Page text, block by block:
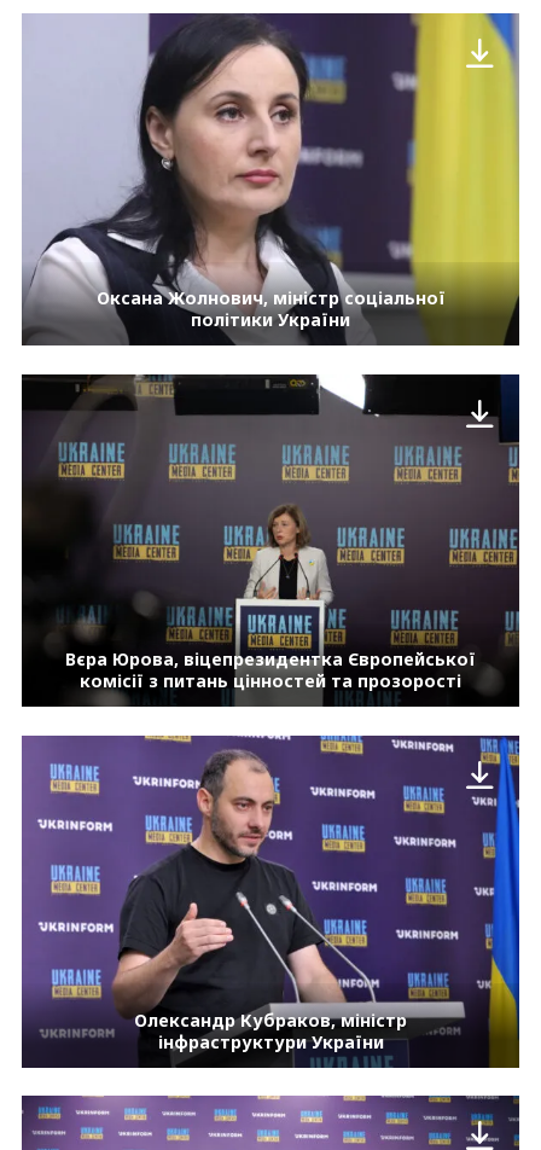
Оксана Жолнович, міністр соціальної
політики України
Вєра Юрова, віцепрезидентка Європейської
комісії з питань цінностей та прозорості
Олександр Кубраков, міністр
інфраструктури України